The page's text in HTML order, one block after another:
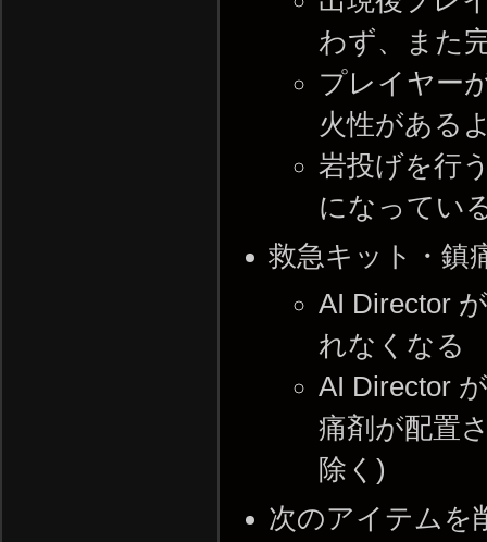
わず、また
プレイヤー
火性がある
岩投げを行
になってい
救急キット・鎮
AI Director
れなくなる
AI Director
痛剤が配置
除く)
次のアイテムを